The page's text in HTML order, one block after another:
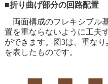
■折り曲げ部分の回路配置
両面構成のフレキシブル
置を重ならないように工夫
ができます。図3は、重な
を表したものです。